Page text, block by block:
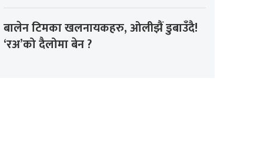
बालेन टिमका खलनायकहरु, ओलीझैं डुबाउँदै!
‘रअ’को दैलोमा बेन ?